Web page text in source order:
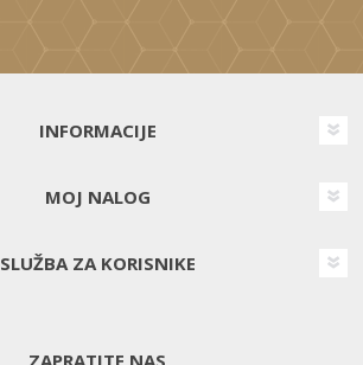
INFORMACIJE
MOJ NALOG
SLUŽBA ZA KORISNIKE